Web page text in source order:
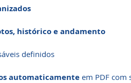
histórico e andamento
definidos
automaticamenteem PDF com